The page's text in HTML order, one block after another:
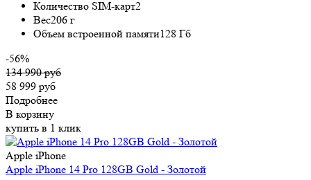
Количество SIM-карт2
Вес206 г
Объем встроенной памяти128 Гб
-56%
134 990 руб
58 999 руб
Подробнее
В корзину
купить в 1 клик
Apple iPhone
Apple iPhone 14 Pro 128GB Gold - Золотой